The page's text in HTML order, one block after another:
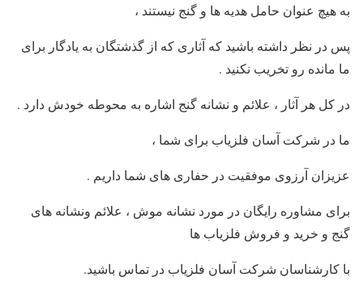
به هیچ عنوان حامل هدیه ها و گنج نیستند ،
پس در نظر داشته باشید که آثاری که از گذشتگان به یادگار برای
ما مانده رو تخریب نکنید .
در کل هر آثار ، علائم و نشانه گنج اشاره به محوطه خودش دارد .
ما در شرکت آسان فلزیاب برای شما ،
عزیزان آرزوی موفقیت در حفاری های شما داریم .
برای مشاوره رایگان در مورد نشانه موش ، علائم ونشانه های
گنج و خرید و فروش فلزیاب ها
با کارشناسان شرکت آسان فلزیاب در تماس باشید.